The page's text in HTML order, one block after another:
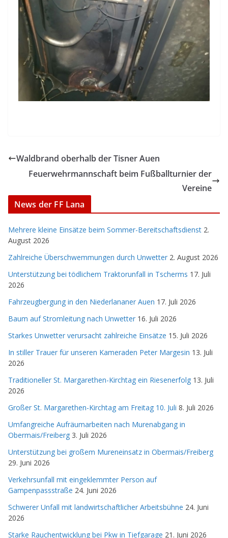
Waldbrand oberhalb der Tisner Auen
Feuerwehrmannschaft beim Fußballturnier der
Vereine
News der FF Lana
Mehrere kleine Einsätze beim Sommer-Bereitschaftsdienst 2.
August 2026
Zahlreiche Überschwemmungen durch Unwetter 2. August 2026
Unterstützung bei tödlichem Traktorunfall in Tscherms 17. Juli
2026
Fahrzeugbergung in den Niederlananer Auen 17. Juli 2026
Baum auf Stromleitung nach Unwetter 16. Juli 2026
Starkes Unwetter verursacht zahlreiche Einsätze 15. Juli 2026
In stiller Trauer für unseren Kameraden Peter Margesin 13. Juli
2026
Traditioneller St. Margarethen-Kirchtag ein Riesenerfolg 13. Juli
2026
Großer St. Margarethen-Kirchtag am Freitag 10. Juli 8. Juli 2026
Umfangreiche Aufräumarbeiten nach Murenabgang in
Obermais/Freiberg 3. Juli 2026
Unterstützung bei großem Mureneinsatz in Obermais/Freiberg
29. Juni 2026
Verkehrsunfall mit eingeklemmter Person auf
Gampenpassstraße 24. Juni 2026
Schwerer Unfall mit landwirtschaftlicher Arbeitsbühne 24. Juni
2026
Starke Rauchentwicklung bei Pkw in Tiefgarage 21. Juni 2026